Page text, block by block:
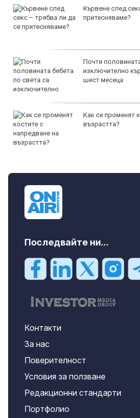
Кървене след
притесняваме?
Почти
изключително
шест месеца
Как се променят
възрастта?
Последвайте ни...
Контакти
За нас
Поверителност
Условия за ползване
Редакционни стандарти
Портфолио